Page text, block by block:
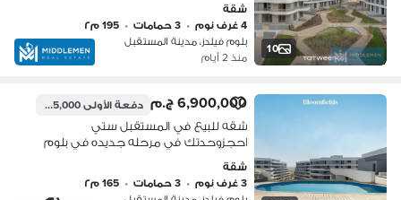
10
Bloomfield's
شقة
4 غرف نوم
• 3 حمامات • 195 م٢
بلوم فيلدز، مدينة المستقبل
منذ 2 أيام
6,900,000 ج.م دفعة الأولى345,000 ج.م
شقه للبيع في المستقبل ستي
احجزوحدتك في مرحله جديده في بلوم
*Bloom fields *
شقة
3 غرف نوم
• 3 حمامات • 165 م٢